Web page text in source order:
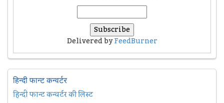
Delivered byFeedBurner
हिन्दी फान्ट कन्वर्टर
हिन्दी फान्ट कन्वर्टर की लिस्ट